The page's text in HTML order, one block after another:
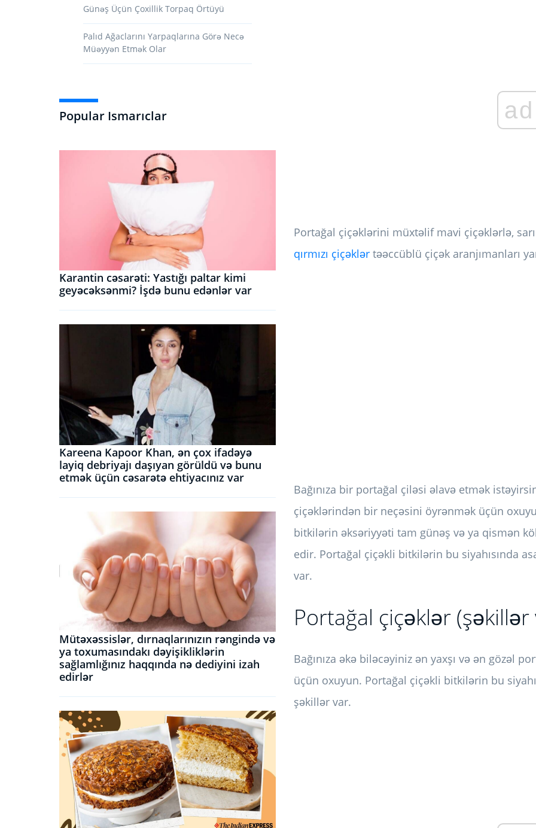
Günəş Üçün Çoxillik Torpaq Örtüyü
Palıd Ağaclarını Yarpaqlarına Görə Necə
Müəyyən Etmək Olar
Popular Ismarıclar
Karantin cəsarəti: Yastığı paltar kimi
geyəcəksənmi? İşdə bunu edənlər var
Kareena Kapoor Khan, ən çox ifadəyə
layiq debriyajı daşıyan görüldü və bunu
etmək üçün cəsarətə ehtiyacınız var
Mütəxəssislər, dırnaqlarınızın rəngində və
ya toxumasındakı dəyişikliklərin
sağlamlığınız haqqında nə dediyini izah
edirlər
ad
Portağal çiçəklərini müxtəlif mavi çiçəklərlə,
qırmızı çiçəklər təəccüblü çiçək aranjımanları
Bağınıza bir portağal çiləsi əlavə etmək
çiçəklərindən bir neçəsini öyrənmək üçün
bitkilərin əksəriyyəti tam günəş və ya qismən
edir. Portağal çiçəkli bitkilərin bu siyahısında
var.
Portağal çiçəklər
Bağınıza əkə biləcəyiniz ən yaxşı və ən gözəl
üçün oxuyun. Portağal çiçəkli bitkilərin bu
şəkillər var.